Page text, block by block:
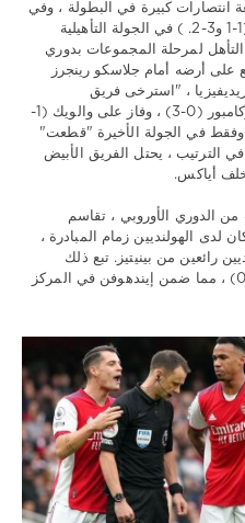
3 ، وبدأوا بأربعة انتصارات كبيرة في البطولة ، وفي
دوري الأبطال كانوا أقوى من موناكو (1-1 و3-2. ) في الجولة التأهيلية
لمرحلة المجموعات بدوري
على أرضه أمام جلاسكو رينجرز
في إيريديفيزيا ، "استرخى فريق
نيستلروي": خسر أمام تفينتي (1-2) وكامبور (0-3) ، وفاز على والويك (1-
(4-3) وهيرنفين (1-0). ، وفقط في الجولة الأخيرة "قطعت"
أوتريخت ، بفوزه عليه بنتيجة 6-1. في الترتيب ، يحتل الفريق الأبيض
خلف أياكس.
الدوري الأوروبي ، تقاسم
النقاط مع بود جليمت: 1-1. كان لدى الهولنديين زمام المبادرة ،
رائعين من بينيتيز. تبع ذلك
انتصاران كبيران على زيورخ (5-1 و5-0) ، مما ضمن إيندهوفن في المركز